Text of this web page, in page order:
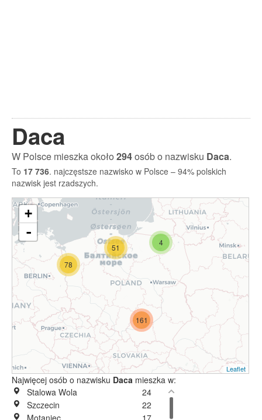
Daca
W Polsce mieszka około294osób o nazwisku Daca.
To 17 736. najczęstsze nazwisko w Polsce – 94% polskich
nazwisk jest rzadszych.
4
161
51
78
+
-
Leaflet
Najwięcej osób o nazwisku Daca mieszka w:
Stalowa Wola
24
Szczecin
22
Motaniec
17